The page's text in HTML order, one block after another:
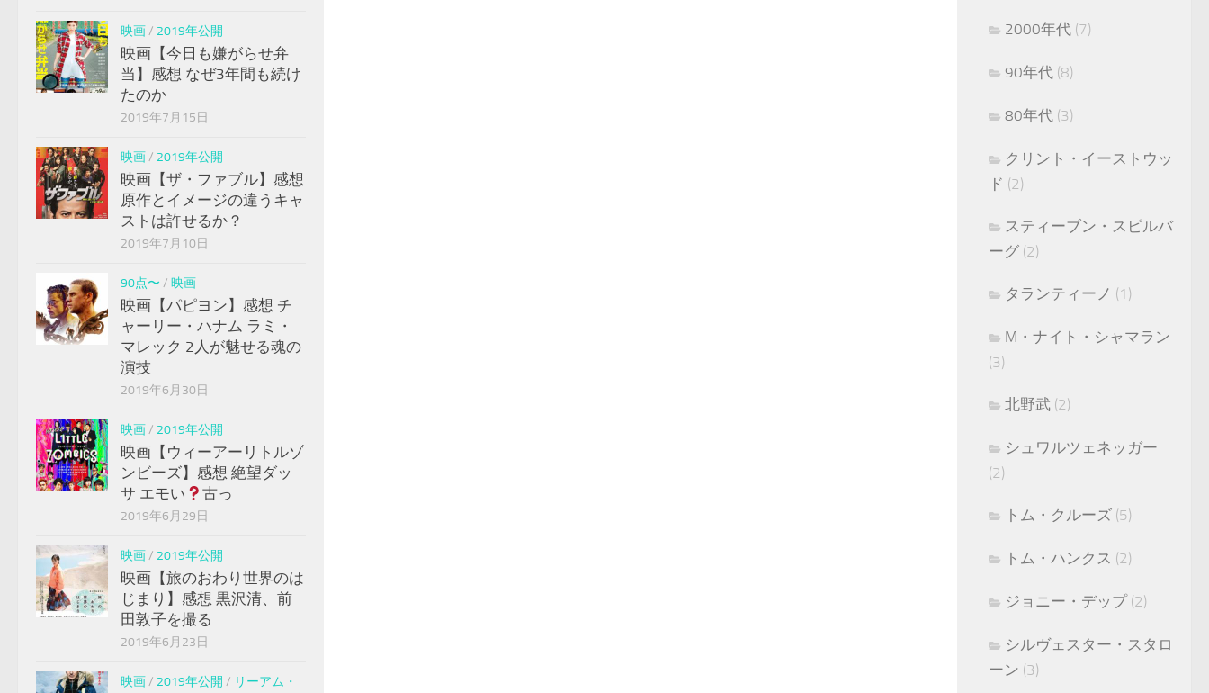
映画/ 2019年公開
映画【今日も嫌がらせ弁
当】感想 なぜ3年間も続け
たのか
2019年7月15日
映画/ 2019年公開
映画【ザ・ファブル】感想
原作とイメージの違うキャ
ストは許せるか？
2019年7月10日
90点〜 / 映画
映画【パピヨン】感想 チ
ャーリー・ハナム ラミ・
マレック 2人が魅せる魂の
演技
2019年6月30日
映画/ 2019年公開
映画【ウィーアーリトルゾ
ンビーズ】感想 絶望ダッ
サ エモい
古っ
2019年6月29日
映画/ 2019年公開
映画【旅のおわり世界のは
じまり】感想 黒沢清、前
田敦子を撮る
2019年6月23日
映画/ 2019年公開 / リーアム・
2000年代 (7)
90年代 (8)
80年代 (3)
クリント・イーストウッ
ド (2)
スティーブン・スピルバ
ーグ (2)
タランティーノ (1)
M・ナイト・シャマラン
(3)
北野武 (2)
シュワルツェネッガー
(2)
トム・クルーズ (5)
トム・ハンクス (2)
ジョニー・デップ(2)
シルヴェスター・スタロ
ーン (3)